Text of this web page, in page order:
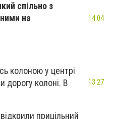
спільно з
на
колоною у центрі
дорогу колоні. В
прицільний
14:04
13:27